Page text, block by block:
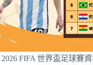
2026 FIFA 世界盃足球賽